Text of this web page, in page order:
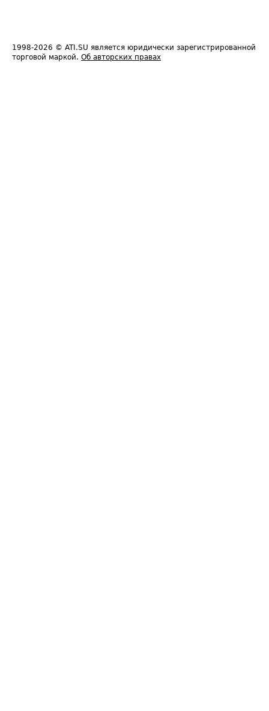
1998-2026 © ATI.SU является юридически зарегистрированной
торговой маркой. Об авторских правах